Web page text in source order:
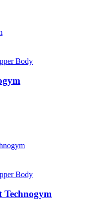
Body
Body
Technogym